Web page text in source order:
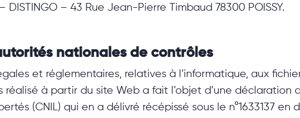
DISTINGO – 43 Rue Jean-Pierre
Timbaud 78300 POISSY.
nationales de contrôles
et réglementaires, relatives à l’informatique, aux
à partir du site Web a fait l’objet d’une déclaration
(CNIL) qui en a délivré récépissé sous le n°1633137 en